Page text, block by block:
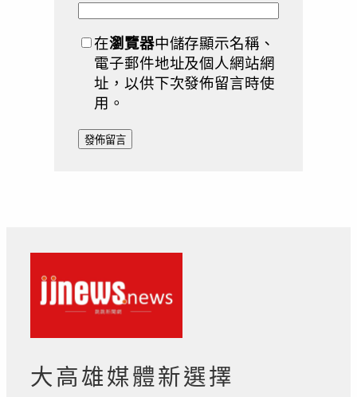
在瀏覽器中儲存顯示名稱、
電子郵件地址及個人網站網
址，以供下次發佈留言時使
用。
大高雄媒體新選擇